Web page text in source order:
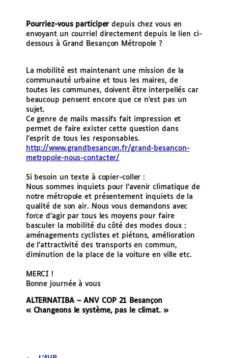
Pourriez-vous participerdepuis chez vous en
envoyant un courriel directement depuis le lien ci-
dessous à Grand Besançon Métropole ?
La mobilité est maintenant une mission de la
communauté urbaine et tous les maires, de
toutes les communes, doivent être interpellés car
beaucoup pensent encore que ce n’est pas un
sujet.
Ce genre de mails massifs fait impression et
permet de faire exister cette question dans
l’esprit de tous les responsables.
http://www.grandbesancon.fr/grand-besancon-
metropole-nous-contacter/
Si besoin un texte à copier-coller :
Nous sommes inquiets pour l’avenir climatique de
notre métropole et présentement inquiets de la
qualité de son air. Nous vous demandons avec
force d’agir par tous les moyens pour faire
basculer la mobilité du côté des modes doux :
aménagements cyclistes et piétons, amélioration
de l’attractivité des transports en commun,
diminution de la place de la voiture en ville etc.
MERCI !
Bonne journée à vous
ALTERNATIBA – ANV COP 21 Besançon
« Changeons le système, pas le climat. »